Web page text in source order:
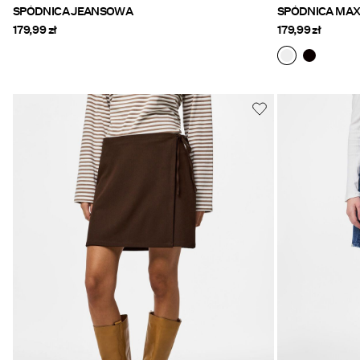
SPÓDNICA JEANSOWA
179,99 zł
SPÓDNICA
179,99 zł